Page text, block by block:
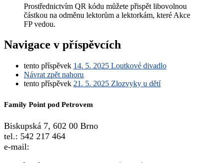
Prostřednictvím QR kódu můžete přispět libovolnou
částkou na odměnu lektorům a lektorkám, které Akce
FP vedou.
Navigace v příspěvcích
tento příspěvek 14. 5. 2025 Loutkové divadlo
Návrat zpět nahoru
tento příspěvek 21. 5. 2025 Zlozvyky u dětí
Family Point pod Petrovem
Biskupská 7, 602 00 Brno
tel.: 542 217 464
e-mail: